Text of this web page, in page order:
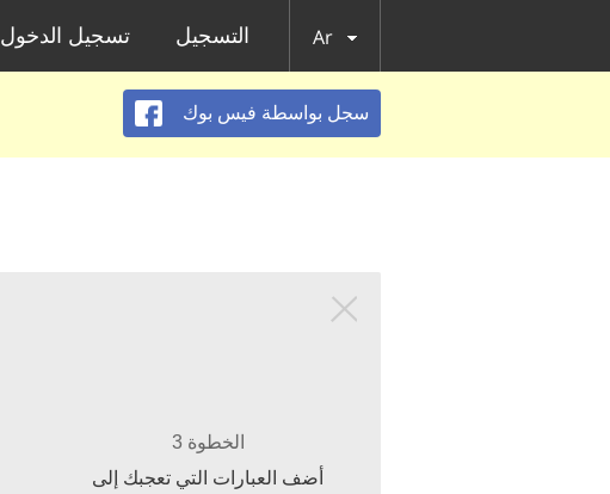
تسجيل الدخول التسجيل Ar
سجل بواسطة فيس بوك
الخطوة 3
أضف العبارات التي تعجبك إلى